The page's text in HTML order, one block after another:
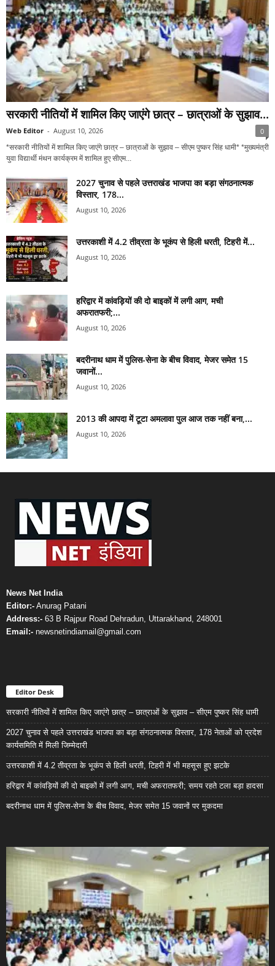
सरकारी नीतियों में शामिल किए जाएंगे छात्र – छात्राओं के सुझाव...
Web Editor - August 10, 2026 0
*सरकारी नीतियों में शामिल किए जाएंगे छात्र – छात्राओं के सुझाव – सीएम पुष्कर सिंह धामी* *मुख्यमंत्री
युवा विद्यार्थी मंथन कार्यक्रम में शामिल हुए सीएम...
2027 चुनाव से पहले उत्तराखंड भाजपा का बड़ा संगठनात्मक
विस्तार, 178...
August 10, 2026
उत्तरकाशी में 4.2 तीव्रता के भूकंप से हिली धरती, टिहरी में...
August 10, 2026
हरिद्वार में कांवड़ियों की दो बाइकों में लगी आग, मची
अफरातफरी;...
August 10, 2026
बदरीनाथ धाम में पुलिस-सेना के बीच विवाद, मेजर समेत 15
जवानों...
August 10, 2026
2013 की आपदा में टूटा अमलावा पुल आज तक नहीं बना,...
August 10, 2026
News Net India
Editor:- Anurag Patani
Address:- 63 B Rajpur Road Dehradun, Uttarakhand, 248001
Email:- newsnetindiamail@gmail.com
Editor Desk
सरकारी नीतियों में शामिल किए जाएंगे छात्र – छात्राओं के सुझाव – सीएम पुष्कर सिंह धामी
2027 चुनाव से पहले उत्तराखंड भाजपा का बड़ा संगठनात्मक विस्तार, 178 नेताओं को प्रदेश
कार्यसमिति में मिली जिम्मेदारी
उत्तरकाशी में 4.2 तीव्रता के भूकंप से हिली धरती, टिहरी में भी महसूस हुए झटके
हरिद्वार में कांवड़ियों की दो बाइकों में लगी आग, मची अफरातफरी; समय रहते टला बड़ा हादसा
बदरीनाथ धाम में पुलिस-सेना के बीच विवाद, मेजर समेत 15 जवानों पर मुकदमा